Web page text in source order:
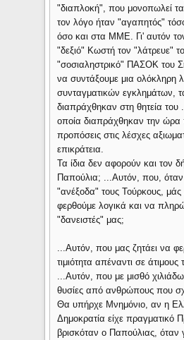
"διαπλοκή", που μονοπωλεί
τον λόγο ήταν "αγαπητός"
όσο και στα ΜΜΕ. Γι' αυτόν
"δεξιό" Κωστή τον "λάτρευε" το
"σοσιαληστρικό" ΠΑΣΟΚ του
να συντάξουμε μια ολόκληρη
συνταγματικών εγκλημάτων,
διαπράχθηκαν στη θητεία
οποία διαπράχθηκαν την ώρα
προπόσεις στις λέσχες
επικράτεια.
Τα ίδια δεν αφορούν και τον
Παπούλια; ...Αυτόν, που, όταν
"ανέξοδα" τους Τούρκους, μάς
φερθούμε λογικά και να
"δανειστές" μας;
...Αυτόν, που μας ζητάει να
τιμιότητα απέναντι σε
...Αυτόν, που με μισθό
θυσίες από ανθρώπους που
Θα υπήρχε Μνημόνιο, αν η
Δημοκρατία είχε πραγματικό
βρισκόταν ο Παπούλιας, όταν